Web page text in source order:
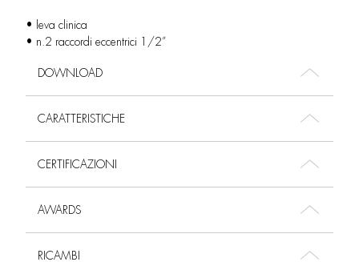
• leva clinica
• n.2 raccordi eccentrici 1/2”
DOWNLOAD
CARATTERISTICHE
CERTIFICAZIONI
AWARDS
RICAMBI